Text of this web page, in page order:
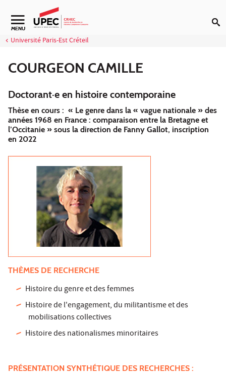
Aller au contenu
Navigation secondaire
MENU
Université Paris-Est Créteil
COURGEON CAMILLE
Doctorant·e en histoire contemporaine
Thèse en cours : « Le genre dans la « vague nationale » des
années 1968 en France : comparaison entre la Bretagne et
l’Occitanie » sous la direction de Fanny Gallot, inscription
en 2022
THÈMES DE RECHERCHE
Histoire du genre et des femmes
Histoire de l'engagement, du militantisme et des
mobilisations collectives
Histoire des nationalismes minoritaires
PRÉSENTATION SYNTHÉTIQUE DES RECHERCHES :